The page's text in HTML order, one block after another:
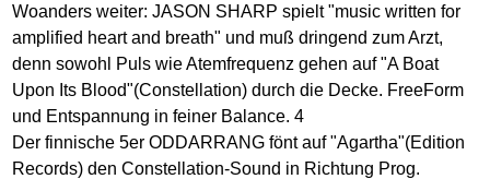
Woanders weiter: JASON SHARP spielt "music written for
amplified heart and breath" und muß dringend zum Arzt,
denn sowohl Puls wie Atemfrequenz gehen auf "A Boat
Upon Its Blood"(Constellation) durch die Decke. FreeForm
und Entspannung in feiner Balance. 4
Der finnische 5er ODDARRANG fönt auf "Agartha"(Edition
Records) den Constellation-Sound in Richtung Prog.